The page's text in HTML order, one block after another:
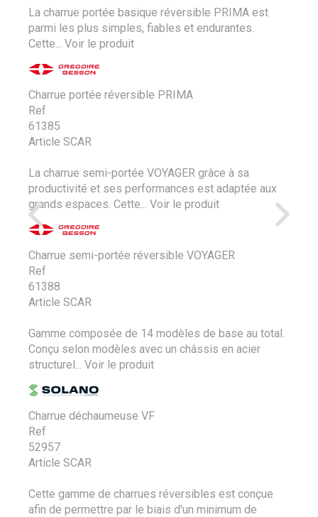
La charrue portée basique réversible PRIMA est
parmi les plus simples, fiables et endurantes.
Cette...
Voir le produit
Charrue portée réversible PRIMA
Ref
61385
Article SCAR
La charrue semi-portée VOYAGER grâce à sa
productivité et ses performances est adaptée aux
grands espaces. Cette...
Voir le produit
Charrue semi-portée réversible VOYAGER
Ref
61388
Article SCAR
Gamme composée de 14 modèles de base au total.
Conçu selon modèles avec un châssis en acier
structurel...
Voir le produit
Charrue déchaumeuse VF
Ref
52957
Article SCAR
Cette gamme de charrues réversibles est conçue
afin de permettre par le biais d'un minimum de